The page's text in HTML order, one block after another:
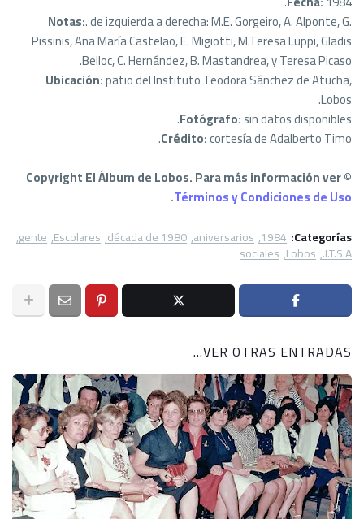
Notas:. de izquierda a derecha: M.E. Gorgeiro, A. Alponte, G.
Pissinis, Ana María Castelao, E. Migiotti, M.Teresa Luppi, Gladis
Belloc, C. Hernández, B. Mastandrea, y Teresa Picaso.
Ubicación:patio del Instituto Teodora Sánchez de Atucha,
Lobos.
Fotógrafo:sin datos disponibles.
Crédito:cortesía de Adalberto Timo.
© Copyright El Álbum de Lobos. Para más información ver
Términos y Condiciones de Uso
.
Categorías:
1984
aniversarios
década de 1980
Escolares
gente
I.T.S.A.
Lobos
sociales
VER OTRAS ENTRADAS...